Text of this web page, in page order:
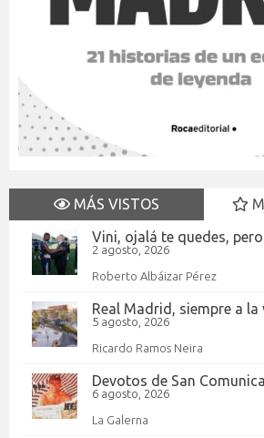
MÁS VISTOS
Vini, ojalá te quedes, pero
2 agosto, 2026
Roberto Albáizar Pérez
Real Madrid, siempre a la
5 agosto, 2026
Ricardo Ramos Neira
Devotos de San
6 agosto, 2026
La Galerna